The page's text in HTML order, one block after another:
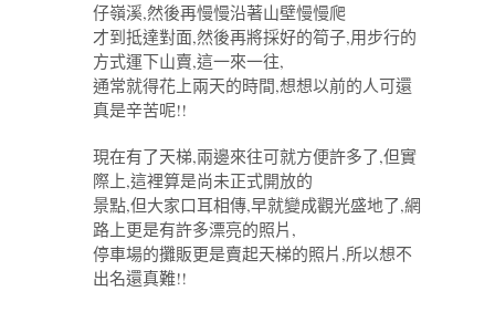
仔嶺溪,然後再慢慢沿著山壁慢慢爬
才到抵達對面,然後再將採好的筍子,用步行的
方式運下山賣,這一來一往,
通常就得花上兩天的時間,想想以前的人可還
真是辛苦呢!!
現在有了天梯,兩邊來往可就方便許多了,但實
際上,這裡算是尚未正式開放的
景點,但大家口耳相傳,早就變成觀光盛地了,網
路上更是有許多漂亮的照片,
停車場的攤販更是賣起天梯的照片,所以想不
出名還真難!!